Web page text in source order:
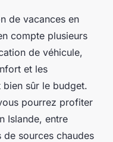
de vacances en
compte plusieurs
de véhicule,
et les
sûr le budget.
pourrez profiter
Islande, entre
de sources chaudes